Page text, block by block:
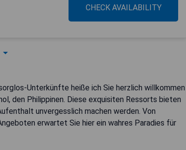
CHECK AVAILABILITY
Unterkünfte heiße ich Sie herzlich willkommen
den Philippinen. Diese exquisiten Ressorts bieten
unvergesslich machen werden. Von
erwartet Sie hier ein wahres Paradies für